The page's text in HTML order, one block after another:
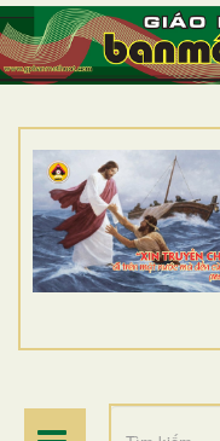
TRANG NHẤT
GIỚI THIỆU
DÒNG TU
BAN MỤC VỤ
ĐOÀN THỂ CG
ĐIỂM HÀNH HƯƠNG